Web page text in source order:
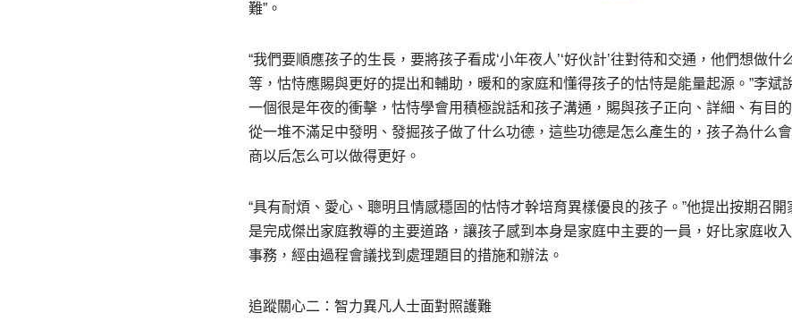
難”。
“我們要順應孩子的生長，要將孩子看成‘小年夜人’‘好伙計’往對待和交通，他們想做
等，怙恃應賜與更好的提出和輔助，暖和的家庭和懂得孩子的怙恃是能量起源。”李斌
一個很是年夜的衝擊，怙恃學會用積極說話和孩子溝通，賜與孩子正向、詳細、有目
從一堆不滿足中發明、發掘孩子做了什么功德，這些功德是怎么產生的，孩子為什么
商以后怎么可以做得更好。
“具有耐煩、愛心、聰明且情感穩固的怙恃才幹培育異樣優良的孩子。”他提出按期召
是完成傑出家庭教導的主要道路，讓孩子感到本身是家庭中主要的一員，好比家庭收
事務，經由過程會議找到處理題目的措施和辦法。
追蹤關心二：智力異凡人士面對照護難